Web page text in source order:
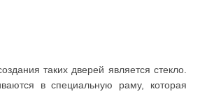
таких дверей является стекло.
в специальную раму, которая